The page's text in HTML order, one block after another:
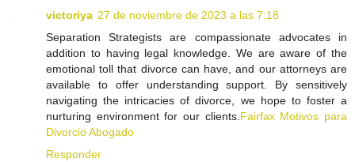
victoriya 27 de noviembre de 2023 a las 7:18
Separation Strategists are compassionate advocates in
addition to having legal knowledge. We are aware of the
emotional toll that divorce can have, and our attorneys are
available to offer understanding support. By sensitively
navigating the intricacies of divorce, we hope to foster a
nurturing environment for our clients.Fairfax Motivos para
Divorcio Abogado
Responder